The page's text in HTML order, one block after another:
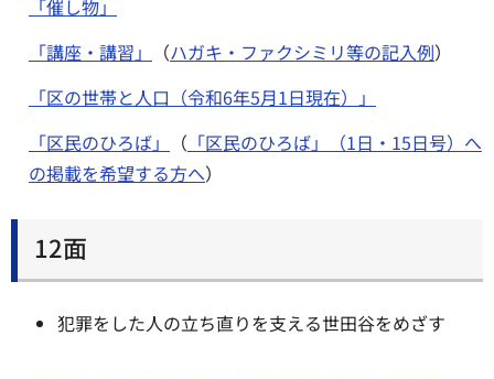
「催し物」
「講座・講習」
（ハガキ・ファクシミリ等の記入例）
「区の世帯と人口（令和6年5月1日現在）」
「区民のひろば」
（ 「区民のひろば」（1日・15日号）へ
の掲載を希望する方へ）
12面
犯罪をした人の立ち直りを支える世田谷をめざす